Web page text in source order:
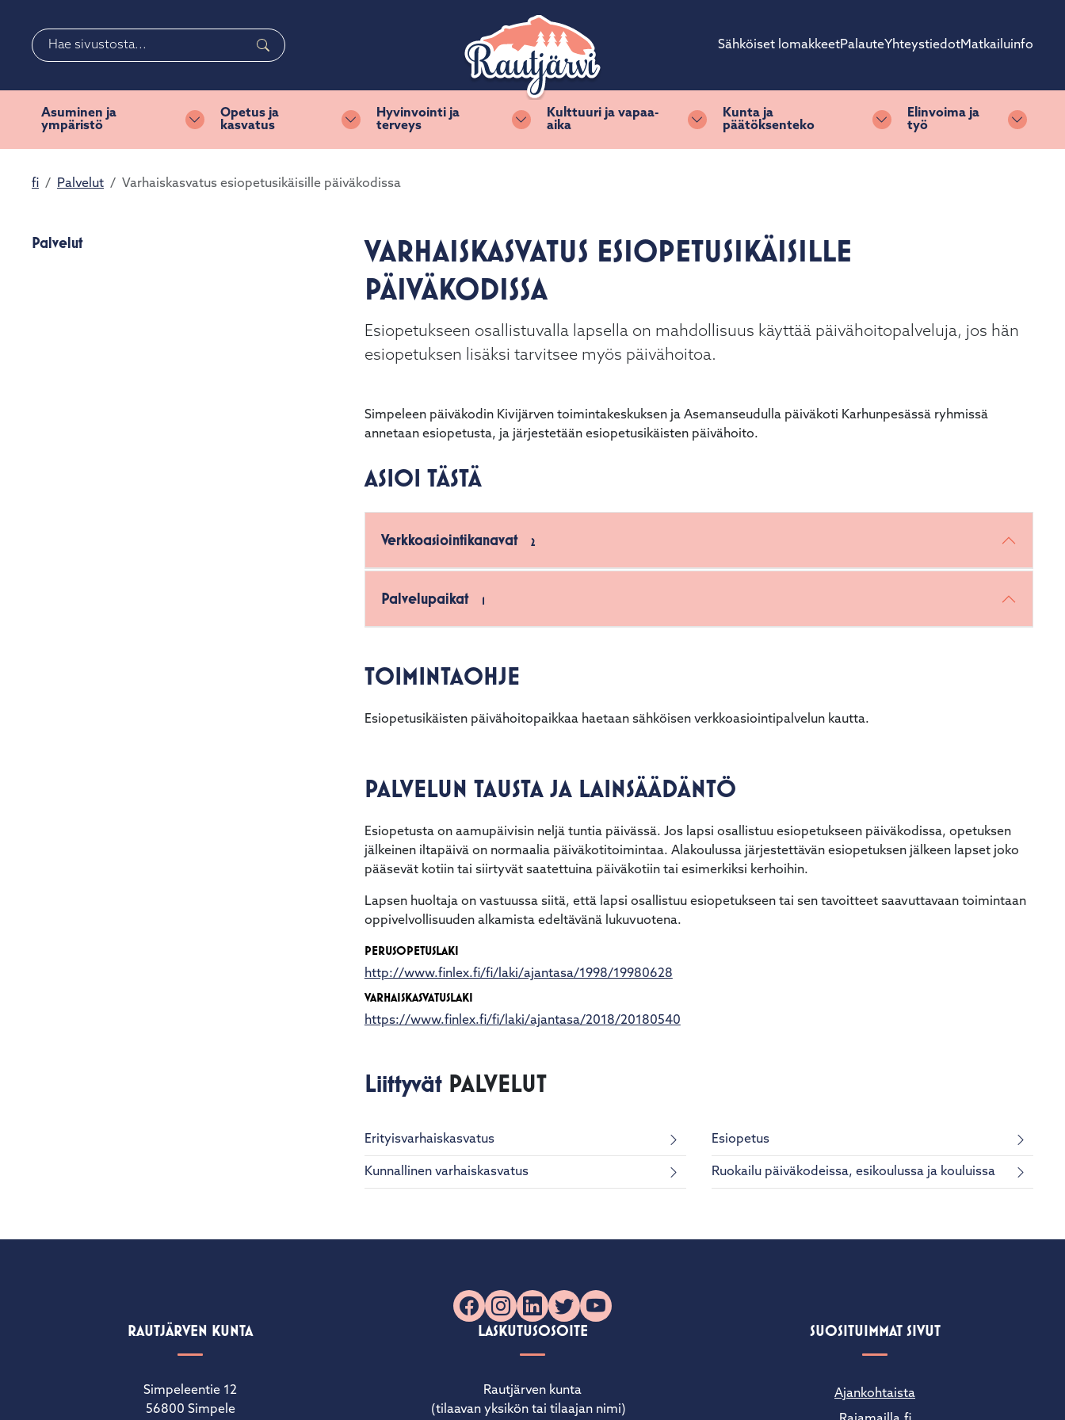
Sähköiset lomakkeetPalauteYhteystiedotMatkailuinfo
Haku
käytettävissä
oleva
tulos
ylös-
alasnuolilla.
hakutulokseen
Asuminen ja
ympäristö
Vaihda alasvetovalikkoa
Opetus ja
kasvatus
Vaihda alasvetovalikkoa
Hyvinvointi ja
terveys
Vaihda alasvetovalikkoa
Kulttuuri ja vapaa-
aika
Vaihda alasvetovalikkoa
Kunta ja
päätöksenteko
Vaihda alasvetovalikkoa
Elinvoima ja
työ
Vaihda
fi Palvelut Varhaiskasvatus esiopetusikäisille päiväkodissa
Palvelut
VARHAISKASVATUS ESIOPETUSIKÄISILLE
PÄIVÄKODISSA
Esiopetukseen osallistuvalla lapsella on mahdollisuus käyttää päivähoitopalveluja, jos hän
esiopetuksen lisäksi tarvitsee myös päivähoitoa.
Simpeleen päiväkodin Kivijärven toimintakeskuksen ja Asemanseudulla päiväkoti Karhunpesässä ryhmissä
annetaan esiopetusta, ja järjestetään esiopetusikäisten päivähoito.
ASIOI TÄSTÄ
Verkkoasiointikanavat 2
Palvelupaikat 1
TOIMINTAOHJE
Esiopetusikäisten päivähoitopaikkaa haetaan sähköisen verkkoasiointipalvelun kautta.
PALVELUN TAUSTA JA LAINSÄÄDÄNTÖ
Esiopetusta on aamupäivisin neljä tuntia päivässä. Jos lapsi osallistuu esiopetukseen päiväkodissa, opetuksen
jälkeinen iltapäivä on normaalia päiväkotitoimintaa. Alakoulussa järjestettävän esiopetuksen jälkeen lapset joko
pääsevät kotiin tai siirtyvät saatettuina päiväkotiin tai esimerkiksi kerhoihin.
Lapsen huoltaja on vastuussa siitä, että lapsi osallistuu esiopetukseen tai sen tavoitteet saavuttavaan toimintaan
oppivelvollisuuden alkamista edeltävänä lukuvuotena.
PERUSOPETUSLAKI
http://www.finlex.fi/fi/laki/ajantasa/1998/19980628
VARHAISKASVATUSLAKI
https://www.finlex.fi/fi/laki/ajantasa/2018/20180540
Liittyvät PALVELUT
Erityisvarhaiskasvatus Esiopetus
Kunnallinen varhaiskasvatus Ruokailu päiväkodeissa, esikoulussa ja kouluissa
Facebook
Instagram
LinkedIn
X YouTube
RAUTJÄRVEN KUNTA
Simpeleentie 12
56800 Simpele
LASKUTUSOSOITE
Rautjärven kunta
(tilaavan yksikön tai tilaajan nimi)
SUOSITUIMMAT SIVUT
Ajankohtaista